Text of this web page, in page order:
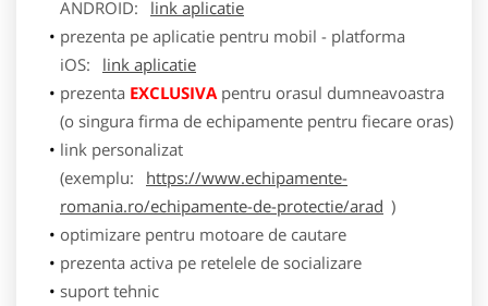
ANDROID:
link aplicatie
prezenta pe aplicatie pentru mobil - platforma
iOS:
link aplicatie
prezenta EXCLUSIVApentru orasul dumneavoastra
(o singura firma de echipamente pentru fiecare oras)
link personalizat
(exemplu:
https://www.echipamente-
romania.ro/echipamente-de-protectie/arad )
optimizare pentru motoare de cautare
prezenta activa pe retelele de socializare
suport tehnic